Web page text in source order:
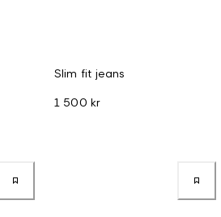
Slim fit jeans
1 500 kr